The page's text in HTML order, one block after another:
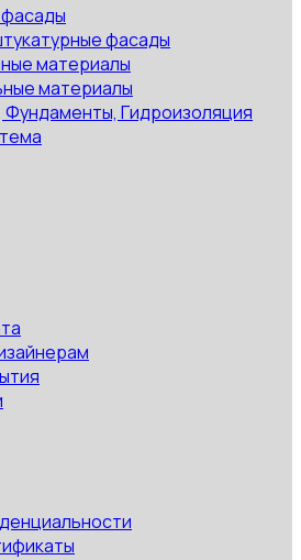
фасады
материалы
материалы
Фундаменты, Гидроизоляция